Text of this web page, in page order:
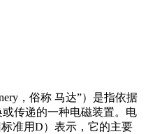
，俗称 马达”）是指依据
传递的一种电磁装置。电
准用D）表示，它的主要